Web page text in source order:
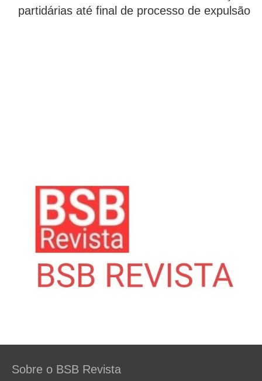
partidárias até final de processo de expulsão
Sobre o BSB Revista